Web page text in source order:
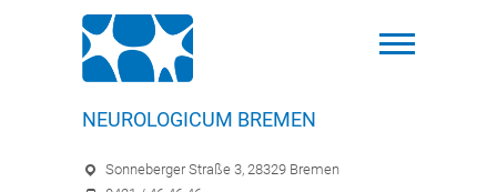
NEUROLOGICUM BREMEN
Sonneberger Straße 3, 28329 Bremen